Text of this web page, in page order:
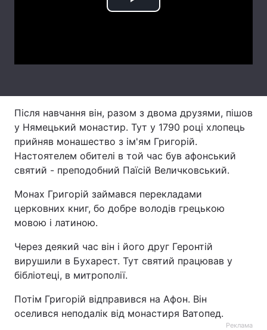
Відео з Youtube Статті
Інтерв'ю Думки
Архів
Контакти
Play
Після навчання він, разом з двома друзями, пішов
у Нямецький монастир. Тут у 1790 році хлопець
прийняв монашество з ім'ям Григорій.
Настоятелем обителі в той час був афонський
святий - преподобний Паїсій Величковський.
Монах Григорій займався перекладами
церковних книг, бо добре володів грецькою
мовою і латиною.
Через деякий час він і його друг Геронтій
вирушили в Бухарест. Тут святий працював у
бібліотеці, в митрополії.
Потім Григорій відправився на Афон. Він
оселився неподалiк від монастиря Ватопед.
Реклама